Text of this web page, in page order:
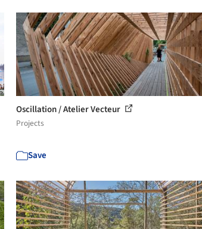
Oscillation / Atelier Vecteur
Projects
Save